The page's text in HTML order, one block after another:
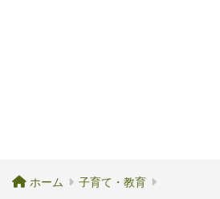
ホーム 子育て・教育